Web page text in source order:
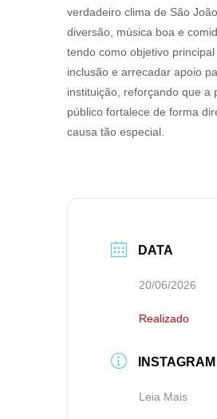
verdadeiro clima de São
diversão, música boa e
tendo como objetivo
inclusão e arrecadar apoio
instituição, reforçando que a
público fortalece de forma
causa tão especial.
DATA
20/06/2026
Realizado
INSTAGRAM
Leia Mais